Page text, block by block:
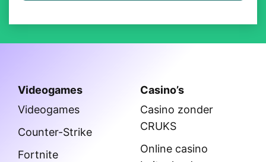
Videogames
Videogames
Counter-Strike
Fortnite
Casino’s
Casino zonder
CRUKS
Online casino